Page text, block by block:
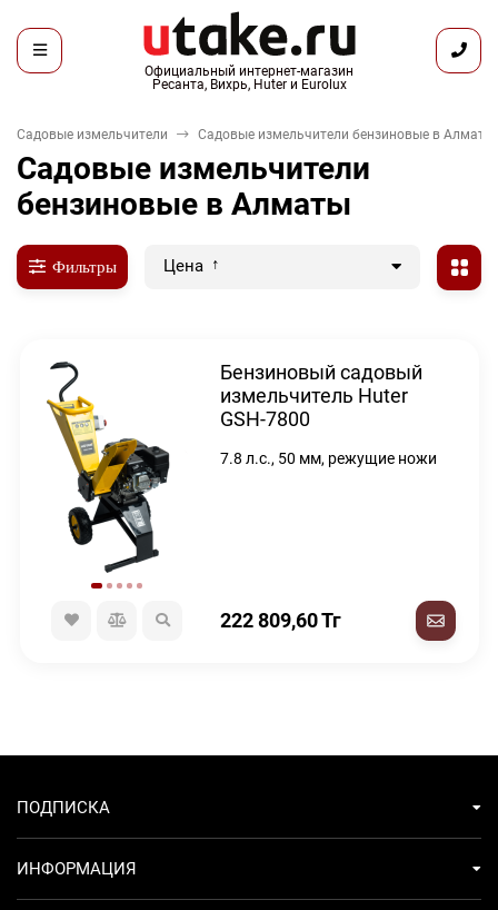
Официальный интернет-магазин
Ресанта, Вихрь, Huter и Eurolux
Садовые измельчители Садовые измельчители бензиновые в Алматы
Садовые измельчители
бензиновые в Алматы
Фильтры Цена
Бензиновый садовый
измельчитель Huter
GSH-7800
7.8 л.с., 50 мм, режущие ножи
222 809,60Тг
ПОДПИСКА
ИНФОРМАЦИЯ